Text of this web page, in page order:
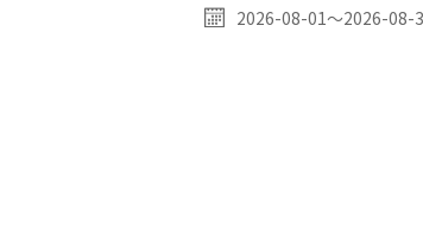
2026-08-01～2026-08-